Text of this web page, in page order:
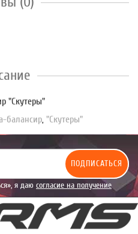
"Скутеры"
балансир, "Скутеры"
ПОДПИСАТЬСЯ
я даю согласие на получение
характера.